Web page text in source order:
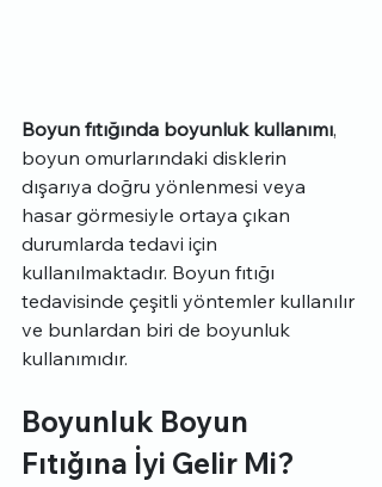
Boyun fıtığında boyunluk kullanımı,
boyun omurlarındaki disklerin
dışarıya doğru yönlenmesi veya
hasar görmesiyle ortaya çıkan
durumlarda tedavi için
kullanılmaktadır. Boyun fıtığı
tedavisinde çeşitli yöntemler kullanılır
ve bunlardan biri de boyunluk
kullanımıdır.
Boyunluk Boyun
Fıtığına İyi Gelir Mi?